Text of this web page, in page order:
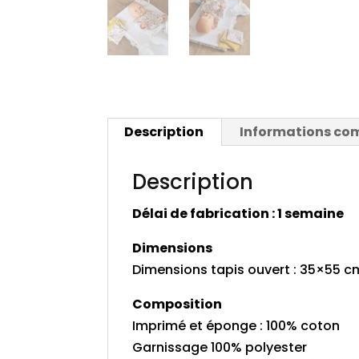
Description Informations
Description
Délai de fabrication : 1 semaine
Dimensions
Dimensions tapis ouvert : 35×55
Composition
Imprimé et éponge : 100% coton
Garnissage 100% polyester